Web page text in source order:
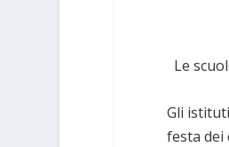
Le
Gli
festa dei